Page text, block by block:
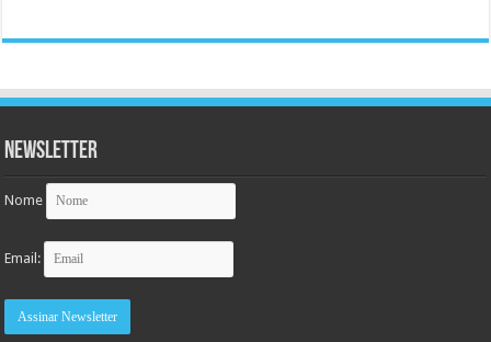
Newsletter
Nome
Email: